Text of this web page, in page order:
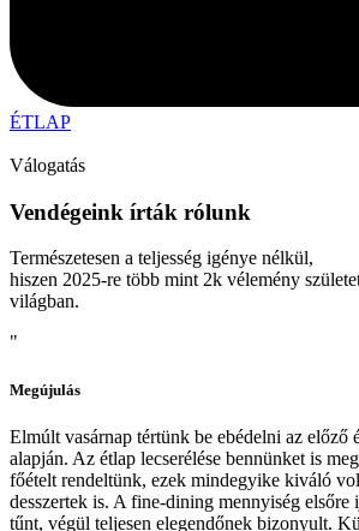
ÉTLAP
Válogatás
Vendégeink írták rólunk
Természetesen a teljesség igénye nélkül,
hiszen 2025-re több mint 2k vélemény
világban.
"
Megújulás
Elmúlt vasárnap tértünk be ebédelni az előző
alapján. Az étlap lecserélése bennünket is
főételt rendeltünk, ezek mindegyike kiváló
desszertek is. A fine-dining mennyiség elsőre
tűnt, végül teljesen elegendőnek bizonyult.